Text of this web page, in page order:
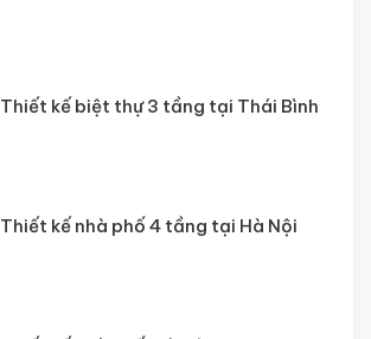
Thiết kế biệt thự 3 tầng tại Thái Bình
Thiết kế nhà phố 4 tầng tại Hà Nội